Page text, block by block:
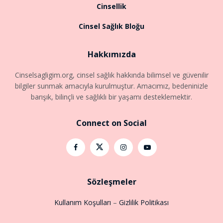
Cinsellik
Cinsel Sağlık Bloğu
Hakkımızda
Cinselsagligim.org, cinsel sağlık hakkında bilimsel ve güvenilir
bilgiler sunmak amacıyla kurulmuştur. Amacımız, bedeninizle
barışık, bilinçli ve sağlıklı bir yaşamı desteklemektir.
Connect on Social
Sözleşmeler
Kullanım Koşulları – Gizlilik Politikası